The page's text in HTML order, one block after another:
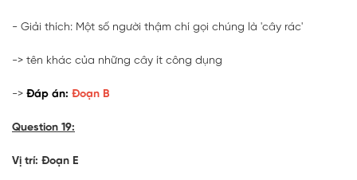
- Giải thích: Một số người thậm chí gọi chúng là 'cây rác'
-> tên khác của những cây ít công dụng
-> Đáp án: Đoạn B
Question 19:
Vị trí: Đoạn E